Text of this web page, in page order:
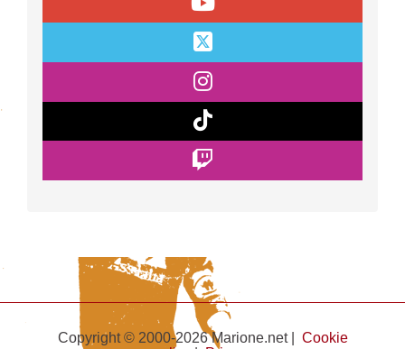
Copyright © 2000-2026 Marione.net | Cookie